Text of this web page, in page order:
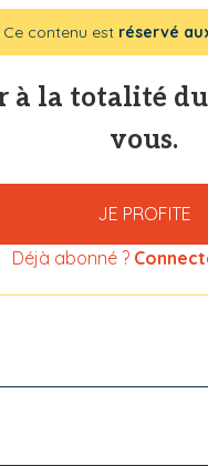
Ce contenu est réservé
à la totalité
vous.
JE PROFITE
Déjà abonné ?